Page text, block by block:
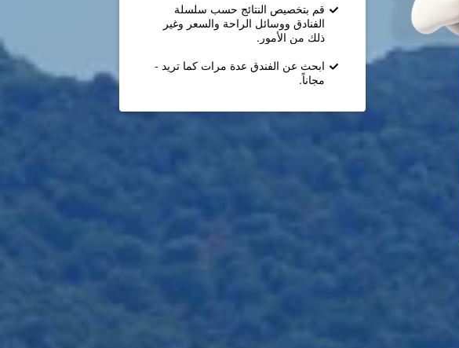
قم بتخصيص النتائج حسب سلسلة
الفنادق ووسائل الراحة والسعر وغير
ذلك من الأمور.
ابحث عن الفندق عدة مرات كما تريد -
مجاناً.